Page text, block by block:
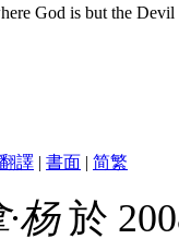
God is but the Devil
翻譯 | 書面 | 简繁
杨於